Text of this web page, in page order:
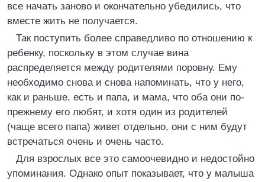
все начать заново и окончательно убедились, что
вместе жить не получается.
Так поступить более справедливо по отношению к
ребенку, поскольку в этом случае вина
распределяется между родителями поровну. Ему
необходимо снова и снова напоминать, что у него,
как и раньше, есть и папа, и мама, что оба они по-
прежнему его любят, и хотя один из родителей
(чаще всего папа) живет отдельно, они с ним будут
встречаться очень и очень часто.
Для взрослых все это самоочевидно и недостойно
упоминания. Однако опыт показывает, что у малыша